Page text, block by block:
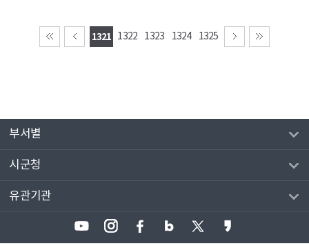
1321 1322 1323 1324 1325
부서별
시군청
유관기관